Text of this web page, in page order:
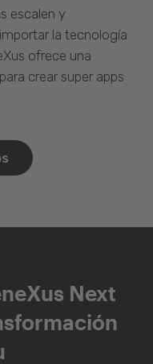
escalen y
la tecnología
ofrece una
crear super apps
Next